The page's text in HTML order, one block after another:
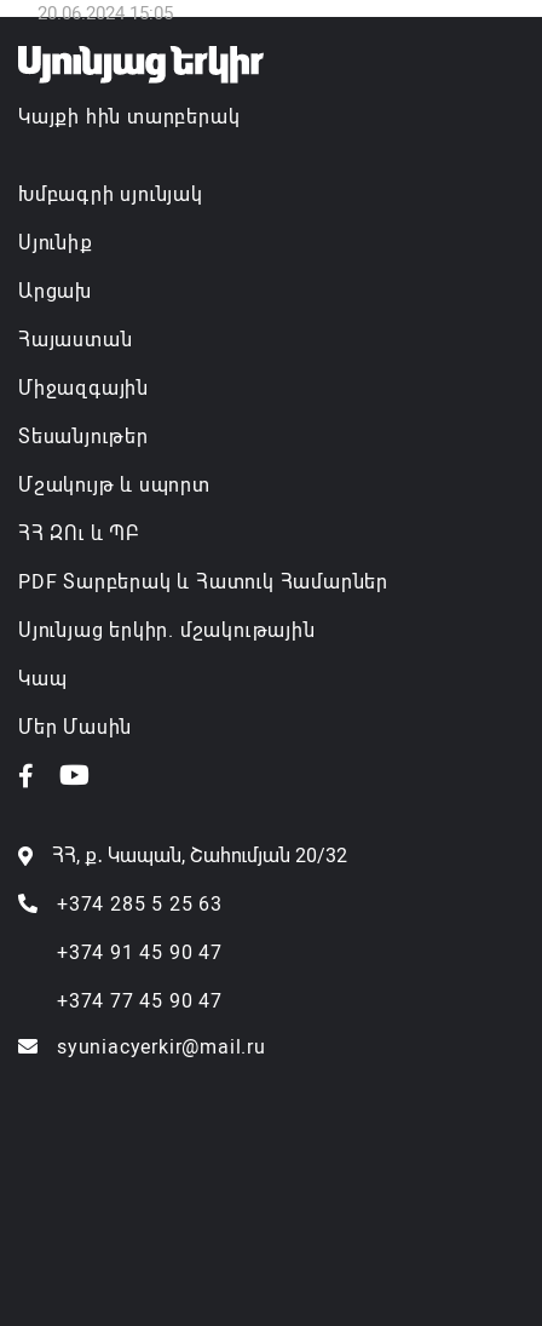
20.06.2024 15:05
Կայքի հին տարբերակ
Խմբագրի սյունյակ
Սյունիք
Արցախ
Հայաստան
Միջազգային
Տեսանյութեր
Մշակույթ և սպորտ
ՀՀ ԶՈւ և ՊԲ
PDF Տարբերակ և Հատուկ Համարներ
Սյունյաց երկիր. մշակութային
Կապ
Մեր Մասին
ՀՀ, ք․ Կապան, Շահումյան 20/32
+374 285 5 25 63
+374 91 45 90 47
+374 77 45 90 47
syuniacyerkir@mail.ru